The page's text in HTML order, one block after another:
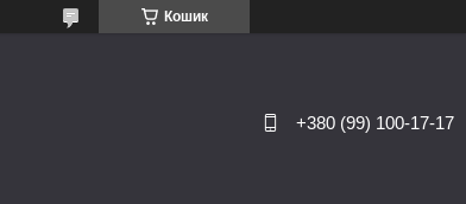
Кошик
+380 (99) 100-17-17